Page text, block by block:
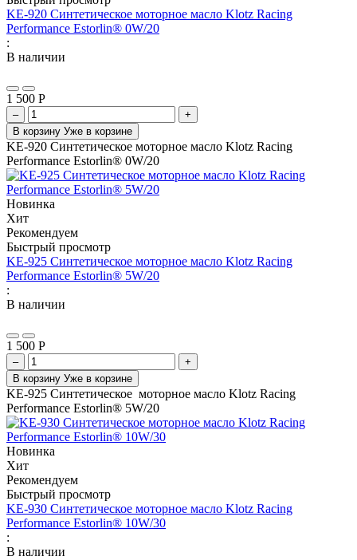
KE-920 Синтетическое моторное масло Klotz Racing
Performance Estorlin® 0W/20
:
В наличии
1 500 Р
–
+
В корзину Уже в корзине
KE-920 Синтетическое моторное масло Klotz Racing
Performance Estorlin® 0W/20
Новинка
Хит
Рекомендуем
Быстрый просмотр
KE-925 Синтетическое моторное масло Klotz Racing
Performance Estorlin® 5W/20
:
В наличии
1 500 Р
–
+
В корзину Уже в корзине
KE-925 Синтетическое моторное масло Klotz Racing
Performance Estorlin® 5W/20
Новинка
Хит
Рекомендуем
Быстрый просмотр
KE-930 Синтетическое моторное масло Klotz Racing
Performance Estorlin® 10W/30
:
В наличии